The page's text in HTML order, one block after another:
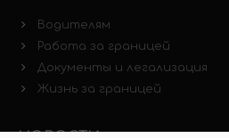
Водителям
Работа за границей
Документы и легализация
Жизнь за границей